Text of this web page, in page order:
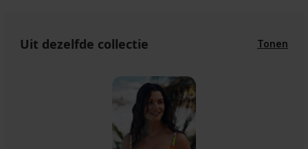
Uit dezelfde collectie Tonen